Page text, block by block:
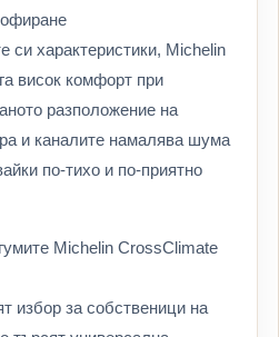
си характеристики, Michelin
висок комфорт при
разположение на
и каналите намалява шума
по-тихо и по-приятно
Michelin CrossClimate
избор за собственици на